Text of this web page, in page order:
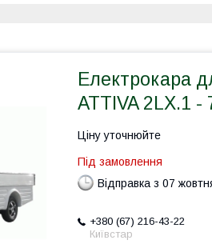
Електрокара
ATTIVA 2LX.1 -
Ціну уточнюйте
Під замовлення
Відправка з 07
+380 (67) 216-43-22
Київстар